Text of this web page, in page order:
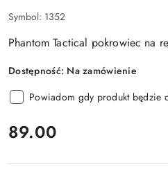
Symbol: 1352
Phantom Tactical pokrowiec na
Dostępność: Na zamówienie
Powiadom gdy produkt będzie
cena:
89.00